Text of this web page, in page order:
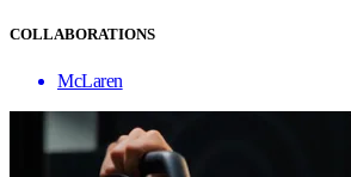
COLLABORATIONS
McLaren